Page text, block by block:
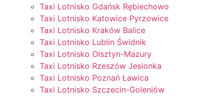
Taxi Lotnisko Gdańsk Rębiechowo
Taxi Lotnisko Katowice Pyrzowice
Taxi Lotnisko Kraków Balice
Taxi Lotnisko Lublin Świdnik
Taxi Lotnisko Olsztyn-Mazury
Taxi Lotnisko Rzeszów Jesionka
Taxi Lotnisko Poznań Ławica
Taxi Lotnisko Szczecin-Goleniów